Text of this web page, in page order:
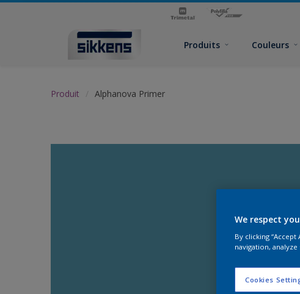
Produits Couleurs
Produit Alphanova Primer
We respect
By clicking
navigation,
Cookies